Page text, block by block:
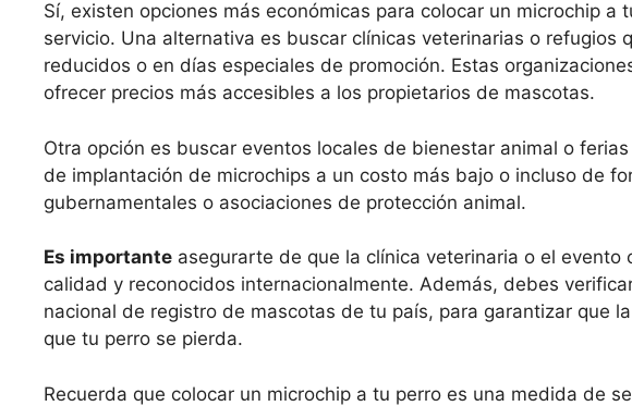
Sí, existen opciones más económicas para colocar un microchip
servicio. Una alternativa es buscar clínicas veterinarias o refugios
reducidos o en días especiales de promoción. Estas
ofrecer precios más accesibles a los propietarios de mascotas.
Otra opción es buscar eventos locales de bienestar animal o
de implantación de microchips a un costo más bajo o incluso de
gubernamentales o asociaciones de protección animal.
Es importante asegurarte de que la clínica veterinaria o el
calidad y reconocidos internacionalmente. Además, debes
nacional de registro de mascotas de tu país, para garantizar que
que tu perro se pierda.
Recuerda que colocar un microchip a tu perro es una medida de